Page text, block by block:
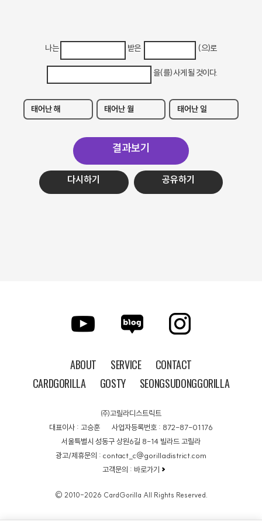
나는 받은 (으)로
을(를) 사게 될 것이다.
결과보기
다시하기 공유하기
ABOUT SERVICE
CONTACT
CARDGORILLA
GOSTY SEONGSUDONGGORILLA
㈜고릴라디스트릭트
대표이사 : 고승훈
사업자등록번호 : 872-87-01176
서울특별시 성동구 상원6길 8-14 빌라드 고릴라
광고/제휴문의 : contact_c@gorilladistrict.com
고객문의 : 바로가기
© 2010-2026 CardGorilla All Rights Reserved.